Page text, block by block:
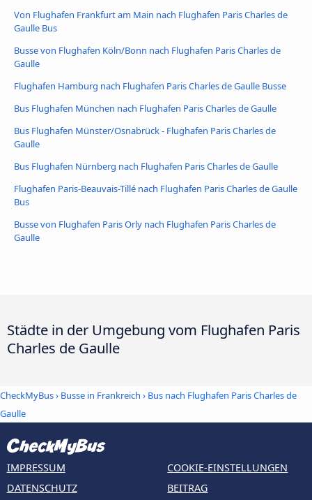
Von Flughafen Frankfurt am Main nach Flughafen Paris Charles de
Gaulle Bus
Busse von Flughafen Köln/Bonn nach Flughafen Paris Charles de
Gaulle
Flughafen Hamburg nach Flughafen Paris Charles de Gaulle Busse
Bus Flughafen München nach Flughafen Paris Charles de Gaulle
Bus Flughafen Münster/Osnabrück - Flughafen Paris Charles de
Gaulle
Bus Flughafen Nürnberg nach Flughafen Paris Charles de Gaulle
Flughafen Paris-Beauvais-Tillé nach Flughafen Paris Charles de Gaulle
Bus
Busse von Flughafen Paris Orly nach Flughafen Paris Charles de
Gaulle
Städte in der Umgebung vom Flughafen Paris
Charles de Gaulle
CheckMyBus› Busse in Frankreich › Bus nach Flughafen Paris Charles de
Gaulle
IMPRESSUM
DATENSCHUTZ
COOKIE-EINSTELLUNGEN
BEITRAG